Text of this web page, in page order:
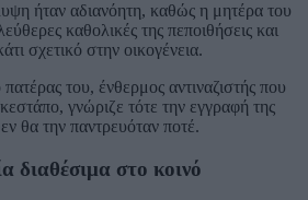
ήταν αδιανόητη, καθώς η μητέρα του
καθολικές της πεποιθήσεις και
σχετικό στην οικογένεια.
του, ένθερμος αντιναζιστής που
γνώριζε τότε την εγγραφή της
θα την παντρευόταν ποτέ.
διαθέσιμα στο κοινό